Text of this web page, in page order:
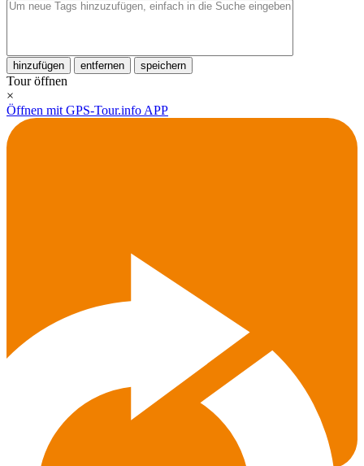
hinzufügen entfernen speichern
Tour öffnen
×
Öffnen mit GPS-Tour.info APP